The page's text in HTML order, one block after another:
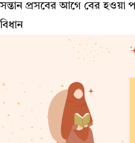
সন্তান প্রসবের আগে বের হওয়া
বিধান